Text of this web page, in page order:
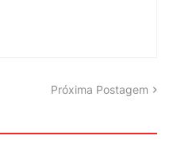
Próxima Postagem